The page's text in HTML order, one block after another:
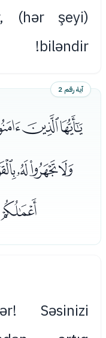
(hər şeyi)
biləndir!
آية رقم 2
Səsinizi